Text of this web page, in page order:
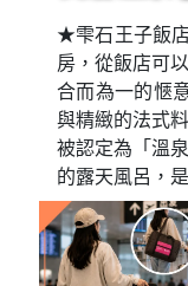
★雫石王子飯
房，從飯店可
合而為一的愜
與精緻的法式
被認定為「溫
的露天風呂，